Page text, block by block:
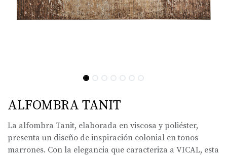
ALFOMBRA TANIT
La alfombra Tanit, elaborada en viscosa y poliéster,
presenta un diseño de inspiración colonial en tonos
marrones. Con la elegancia que caracteriza a VICAL, esta